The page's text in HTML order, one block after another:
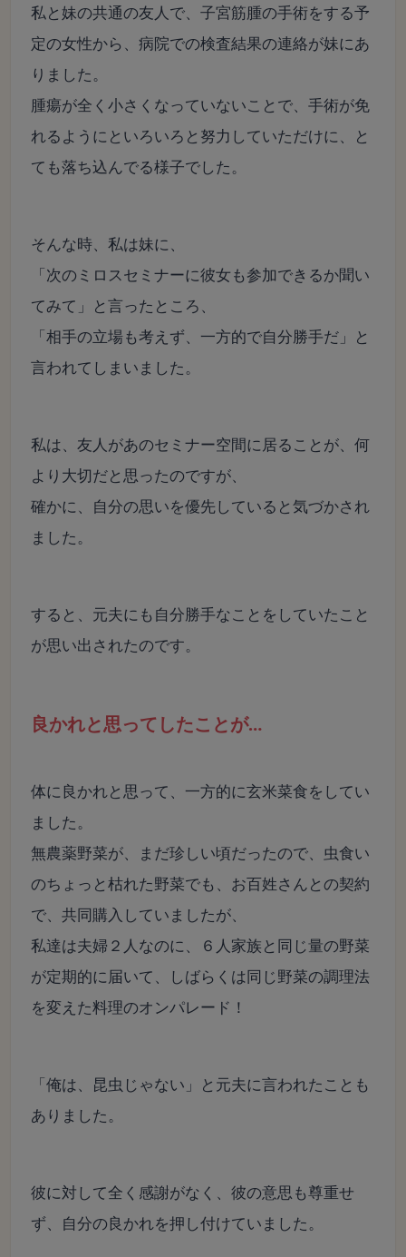
私と妹の共通の友人で、子宮筋腫の手術をする予
定の女性から、病院での検査結果の連絡が妹にあ
りました。
腫瘍が全く小さくなっていないことで、手術が免
れるようにといろいろと努力していただけに、と
ても落ち込んでる様子でした。
そんな時、私は妹に、
「次のミロスセミナーに彼女も参加できるか聞い
てみて」と言ったところ、
「相手の立場も考えず、一方的で自分勝手だ」と
言われてしまいました。
私は、友人があのセミナー空間に居ることが、何
より大切だと思ったのですが、
確かに、自分の思いを優先していると気づかされ
ました。
すると、元夫にも自分勝手なことをしていたこと
が思い出されたのです。
良かれと思ってしたことが…
体に良かれと思って、一方的に玄米菜食をしてい
ました。
無農薬野菜が、まだ珍しい頃だったので、虫食い
のちょっと枯れた野菜でも、
お百姓さんとの契約
で、共同購入していましたが、
私達は夫婦２人なのに、６人家族と同じ量の野菜
が定期的に届いて、しばらくは同じ野菜の調理法
を変えた料理のオンパレード！
「俺は、昆虫じゃない」と元夫に言われたことも
ありました。
彼に対して全く感謝がなく、彼の意思も尊重せ
ず、自分の良かれを押し付けていました。